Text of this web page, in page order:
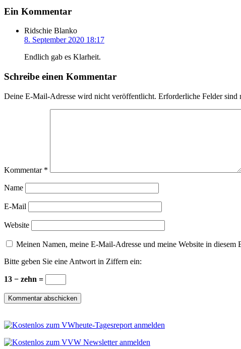
Ein Kommentar
Ridschie Blanko
8. September 2020 18:17
Endlich gab es Klarheit.
Schreibe einen Kommentar
Deine E-Mail-Adresse wird nicht veröffentlicht. Erforderliche Felder sind
Kommentar *
Name
E-Mail
Website
Meinen Namen, meine E-Mail-Adresse und meine Website in
Bitte geben Sie eine Antwort in Ziffern ein:
13 − zehn =